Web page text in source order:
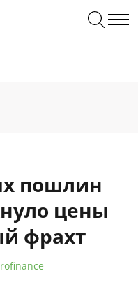
пошлин
цены
фрахт